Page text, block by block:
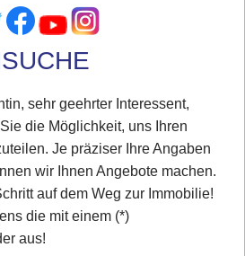
sehr geehrter Interessent,
die Möglichkeit, uns Ihren
Je präziser Ihre Angaben
wir Ihnen Angebote machen.
auf dem Weg zur Immobilie!
die mit einem (*)
aus!